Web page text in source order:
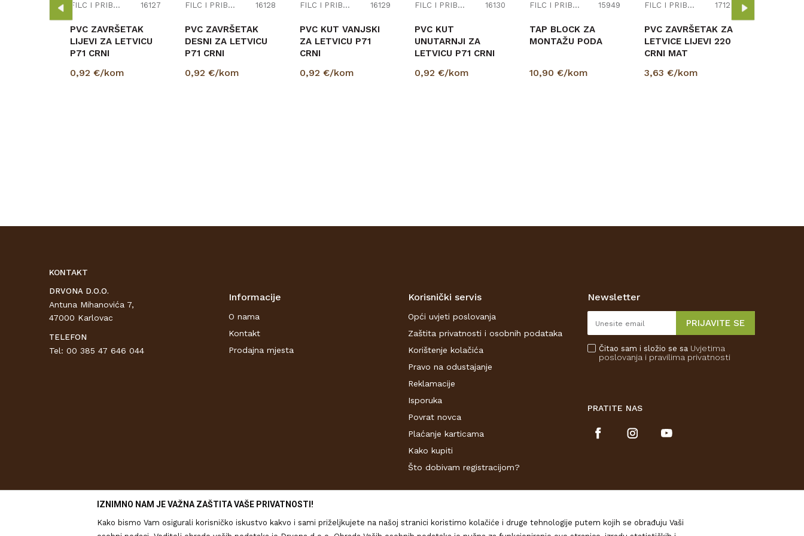
FILC I PRIBOR 16127
PVC ZAVRŠETAK
LIJEVI ZA LETVICU
P71 CRNI
0,92 €/kom
FILC I PRIBOR 16128
PVC ZAVRŠETAK
DESNI ZA LETVICU
P71 CRNI
0,92 €/kom
FILC I PRIBOR 16129
PVC KUT VANJSKI
ZA LETVICU P71
CRNI
0,92 €/kom
FILC I PRIBOR 16130
PVC KUT
UNUTARNJI ZA
LETVICU P71 CRNI
0,92 €/kom
FILC I PRIBOR 15949
TAP BLOCK ZA
MONTAŽU PODA
10,90 €/kom
FILC I PRIBOR 17126
PVC ZAVRŠETAK ZA
LETVICE LIJEVI 220
CRNI MAT
3,63 €/kom
KONTAKT
DRVONA D.O.O.
Antuna Mihanovića 7,
47000 Karlovac
TELEFON
Tel: 00 385 47 646 044
Informacije
O nama
Kontakt
Prodajna mjesta
Korisnički servis
Opći uvjeti poslovanja
Zaštita privatnosti i osobnih podataka
Korištenje kolačića
Pravo na odustajanje
Reklamacije
Isporuka
Povrat novca
Plaćanje karticama
Kako kupiti
Što dobivam registracijom?
Newsletter
PRIJAVITE SE
Čitao sam i složio se sa Uvjetima
poslovanja i pravilima privatnosti
PRATITE NAS
IZNIMNO NAM JE VAŽNA ZAŠTITA VAŠE PRIVATNOSTI!
Kako bismo Vam osigurali korisničko iskustvo kakvo i sami priželjkujete na našoj stranici koristimo kolačiće i druge tehnologije putem kojih se obrađuju Vaši